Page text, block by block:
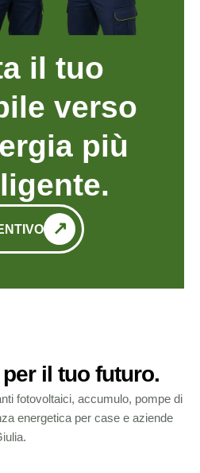
il tuo
verso
più
il tuo futuro.
fotovoltaici, accumulo, pompe di
energetica per case e aziende